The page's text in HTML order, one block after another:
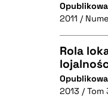
2011 /
Rola
2013 /